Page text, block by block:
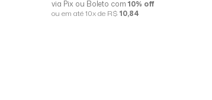
via Pix ou Boleto com10% off
ou em até 10x de R$10,84